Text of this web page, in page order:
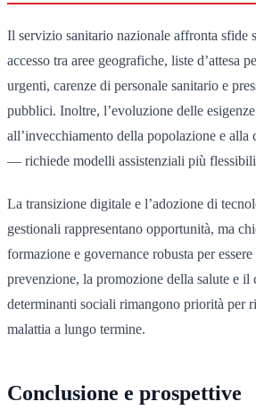
Il servizio sanitario nazionale affronta sfide
accesso tra aree geografiche, liste d’attesa
urgenti, carenze di personale sanitario e
pubblici. Inoltre, l’evoluzione delle
all’invecchiamento della popolazione e alla
— richiede modelli assistenziali più
La transizione digitale e l’adozione di
gestionali rappresentano opportunità, ma
formazione e governance robusta per
prevenzione, la promozione della salute e il
determinanti sociali rimangono priorità per
malattia a lungo termine.
Conclusione e prospettive